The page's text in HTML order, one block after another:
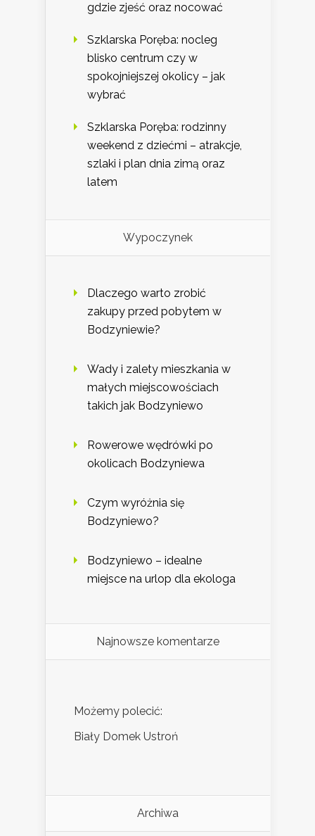
gdzie zjeść oraz nocować
Szklarska Poręba: nocleg
blisko centrum czy w
spokojniejszej okolicy – jak
wybrać
Szklarska Poręba: rodzinny
weekend z dziećmi – atrakcje,
szlaki i plan dnia zimą oraz
latem
Wypoczynek
Dlaczego warto zrobić
zakupy przed pobytem w
Bodzyniewie?
Wady i zalety mieszkania w
małych miejscowościach
takich jak Bodzyniewo
Rowerowe wędrówki po
okolicach Bodzyniewa
Czym wyróżnia się
Bodzyniewo?
Bodzyniewo – idealne
miejsce na urlop dla ekologa
Najnowsze komentarze
Możemy polecić:
Biały Domek Ustroń
Archiwa